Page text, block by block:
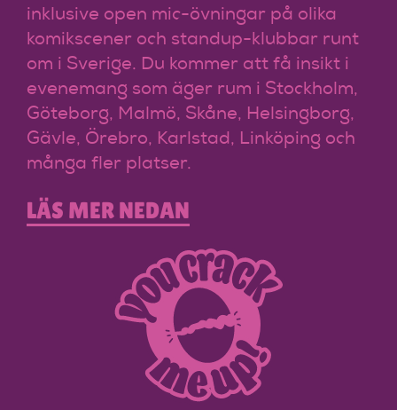
inklusive open mic-övningar på olika
komikscener och standup-klubbar runt
om i Sverige. Du kommer att få insikt i
evenemang som äger rum i Stockholm,
Göteborg, Malmö, Skåne, Helsingborg,
Gävle, Örebro, Karlstad, Linköping och
många fler platser.
LÄS MER NEDAN